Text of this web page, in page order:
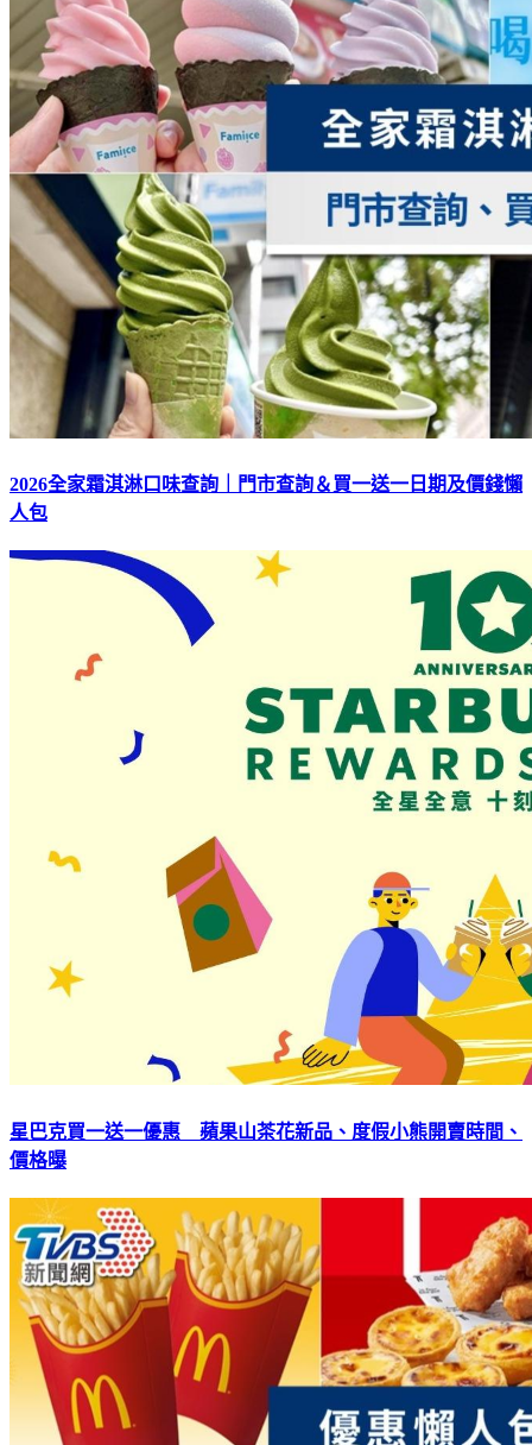
2026全家霜淇淋口味查詢｜門市查詢＆買一送一日期及價錢懶
人包
星巴克買一送一優惠 蘋果山茶花新品、度假小熊開賣時間、
價格曝